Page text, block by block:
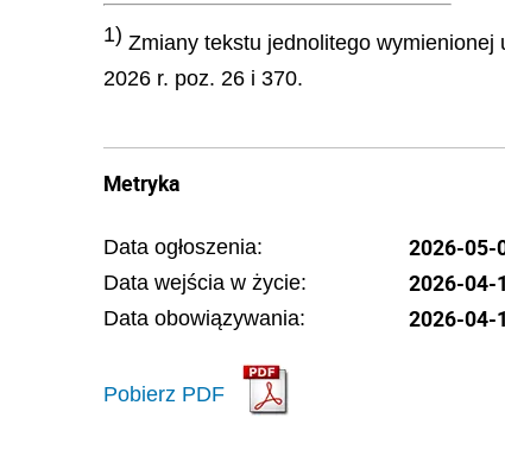
1) Zmiany tekstu jednolitego wymienionej
2026 r. poz. 26 i 370.
Metryka
Data ogłoszenia: 2026-05-
Data wejścia w życie: 2026-04-
Data obowiązywania: 2026-04-
Pobierz PDF